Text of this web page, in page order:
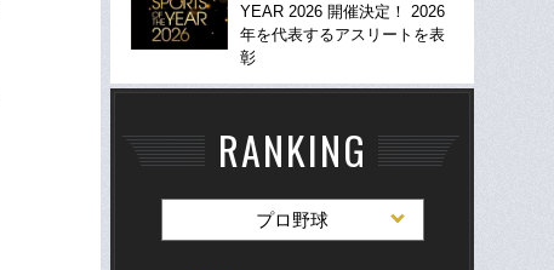
YEAR 2026 開催決定！ 2026
年を代表するアスリートを表
彰
RANKING
プロ野球